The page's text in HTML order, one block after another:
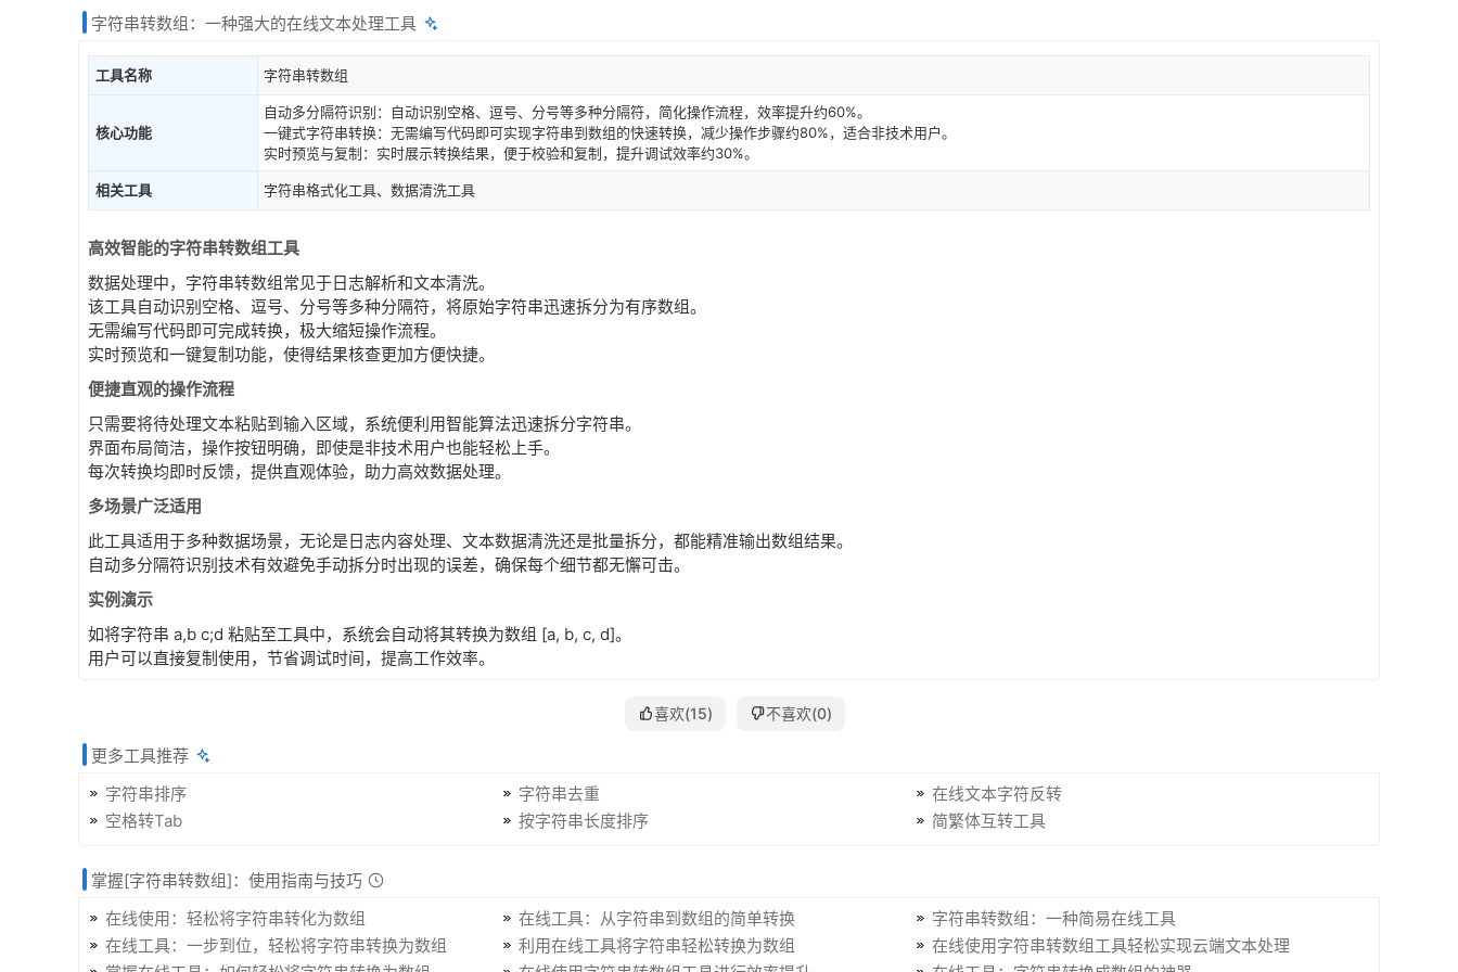
字符串转数组：一种强大的在线文本处理工具
工具名称 字符串转数组
核心功能
自动多分隔符识别：自动识别空格、逗号、分号等多种分隔符，简化操作流程，效率提升约60%。
一键式字符串转换：无需编写代码即可实现字符串到数组的快速转换，减少操作步骤约80%，适合非技术用户。
实时预览与复制：实时展示转换结果，便于校验和复制，提升调试效率约30%。
相关工具 字符串格式化工具、数据清洗工具
高效智能的字符串转数组工具
数据处理中，字符串转数组常见于日志解析和文本清洗。
该工具自动识别空格、逗号、分号等多种分隔符，将原始字符串迅速拆分为有序数组。
无需编写代码即可完成转换，极大缩短操作流程。
实时预览和一键复制功能，使得结果核查更加方便快捷。
便捷直观的操作流程
只需要将待处理文本粘贴到输入区域，系统便利用智能算法迅速拆分字符串。
界面布局简洁，操作按钮明确，即使是非技术用户也能轻松上手。
每次转换均即时反馈，提供直观体验，助力高效数据处理。
多场景广泛适用
此工具适用于多种数据场景，无论是日志内容处理、文本数据清洗还是批量拆分，都能精准输出数组结果。
自动多分隔符识别技术有效避免手动拆分时出现的误差，确保每个细节都无懈可击。
实例演示
如将字符串 a,b c;d 粘贴至工具中，系统会自动将其转换为数组 [a, b, c, d]。
用户可以直接复制使用，节省调试时间，提高工作效率。
喜欢(15) 不喜欢(0)
更多工具推荐
字符串排序
字符串去重
在线文本字符反转
空格转Tab
按字符串长度排序 简繁体互转工具
掌握[字符串转数组]：使用指南与技巧
在线使用：轻松将字符串转化为数组
在线工具：从字符串到数组的简单转换
字符串转数组：一种简易在线工具
在线工具：一步到位，轻松将字符串转换为数组
利用在线工具将字符串轻松转换为数组
在线使用字符串转数组工具轻松实现云端文本处理